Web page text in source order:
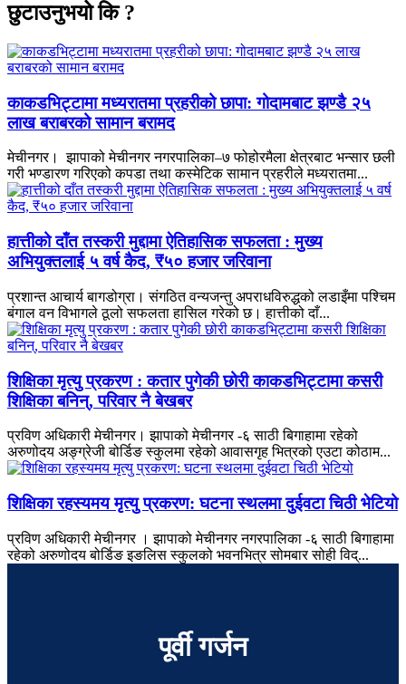
छुटाउनुभयो कि ?
काकडभिट्टामा मध्यरातमा प्रहरीको छापा: गोदामबाट झण्डै २५
लाख बराबरको सामान बरामद
मेचीनगर। झापाको मेचीनगर नगरपालिका–७ फोहोरमैला क्षेत्रबाट भन्सार छली
गरी भण्डारण गरिएको कपडा तथा कस्मेटिक सामान प्रहरीले मध्यरातमा...
हात्तीको दाँत तस्करी मुद्दामा ऐतिहासिक सफलता : मुख्य
अभियुक्तलाई ५ वर्ष कैद, ₹५० हजार जरिवाना
प्रशान्त आचार्य बागडोग्रा। संगठित वन्यजन्तु अपराधविरुद्धको लडाइँमा पश्चिम
बंगाल वन विभागले ठूलो सफलता हासिल गरेको छ। हात्तीको दाँ...
शिक्षिका मृत्यु प्रकरण : कतार पुगेकी छोरी काकडभिट्टामा कसरी
शिक्षिका बनिन्, परिवार नै बेखबर
प्रविण अधिकारी मेचीनगर। झापाको मेचीनगर -६ साठी बिगाहामा रहेको
अरुणोदय अङ्ग्रेजी बोर्डिङ स्कुलमा रहेको आवासगृह भित्रको एउटा कोठाम...
शिक्षिका रहस्यमय मृत्यु प्रकरण: घटना स्थलमा दुईवटा चिठी भेटियो
प्रविण अधिकारी मेचीनगर । झापाको मेचीनगर नगरपालिका -६ साठी बिगाहामा
रहेको अरुणोदय बोर्डिङ इङलिस स्कुलको भवनभित्र सोमबार सोही विद्...
पूर्वी गर्जन